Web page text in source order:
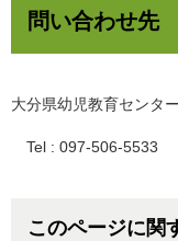
問い合わせ先
大分県幼児教育センター
Tel : 097-506-5533
このページに関